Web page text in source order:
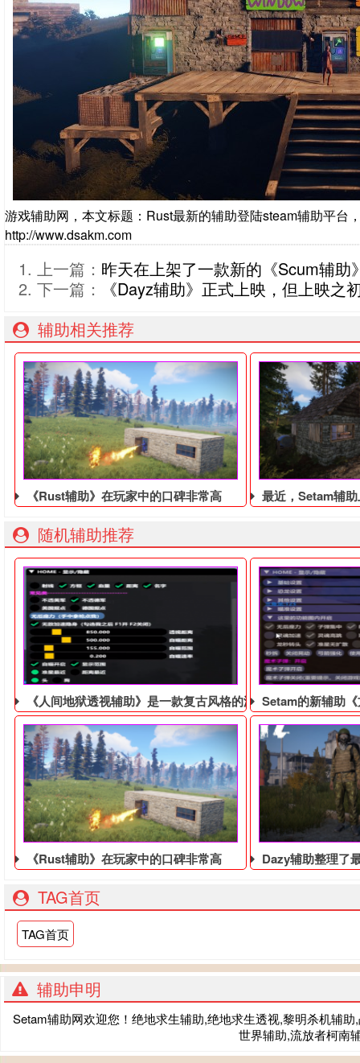
游戏辅助网，本文标题：Rust最新的辅助登陆steam辅助平台
http://www.dsakm.com
上一篇： 昨天在上架了一款新的《Scum辅
下一篇：
《Dayz辅助》正式上映，但上映之
辅助相关推荐
《Rust辅助》在玩家中的口碑非常高 最近，Setam辅
随机辅助推荐
《人间地狱透视辅助》是一款复古风格的游戏辅助Setam的新辅助
《Rust辅助》在玩家中的口碑非常高 Dazy辅助整理了
TAG首页
TAG首页
辅助申明
Setam辅助网欢迎您！绝地求生辅助,绝地求生透视,黎明杀机辅
世界辅助,流放者柯南